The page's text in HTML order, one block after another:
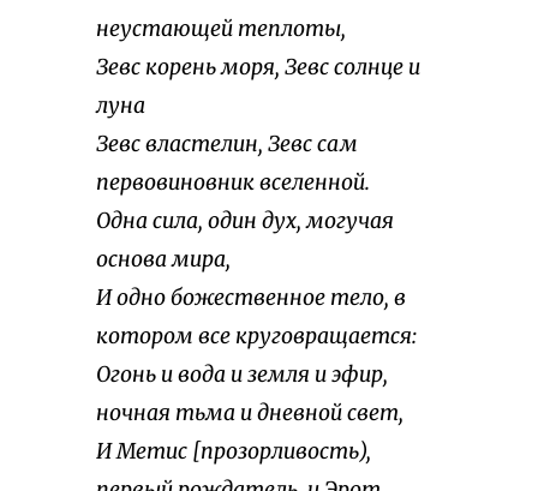
неустающей теплоты,
Зевс корень моря, Зевс солнце и
луна
Зевс властелин, Зевс сам
первовиновник вселенной.
Одна сила, один дух, могучая
основа мира,
И одно божественное тело, в
котором все круговращается:
Огонь и вода и земля и эфир,
ночная тьма и дневной свет,
И Метис [прозорливость),